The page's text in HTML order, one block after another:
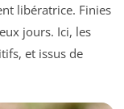
libératrice. Finies
jours. Ici, les
et issus de